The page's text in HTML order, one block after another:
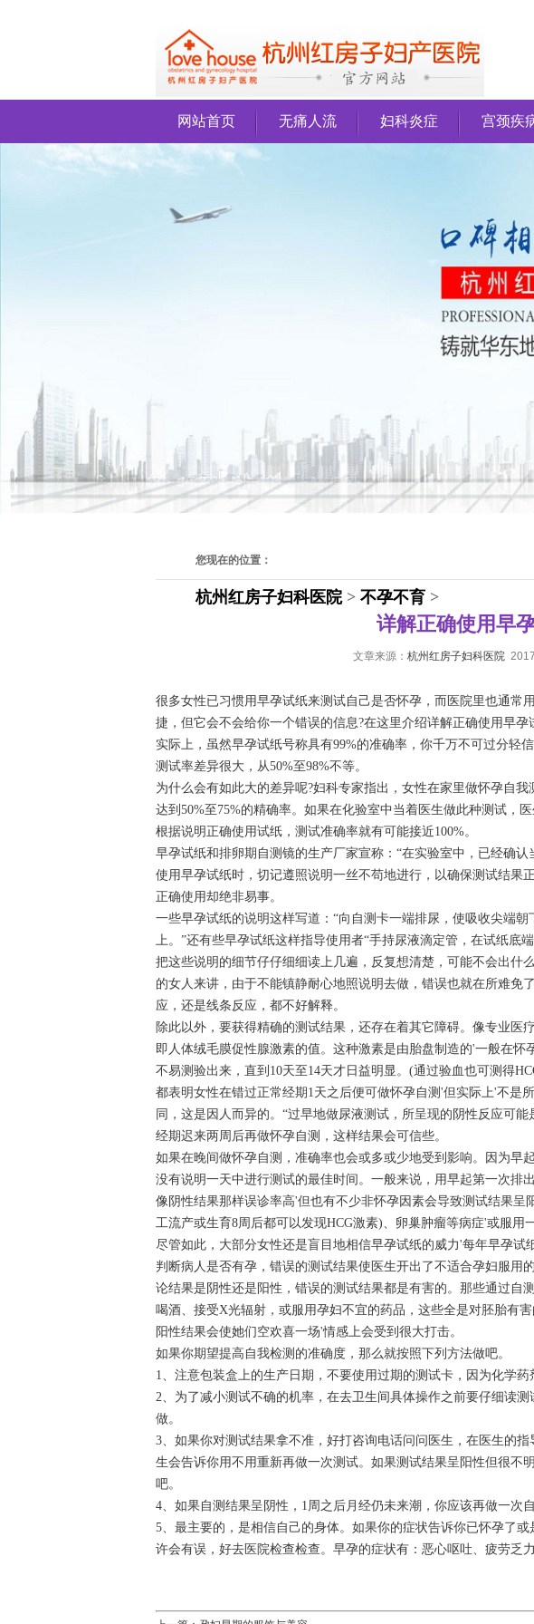
网站首页 无痛人流 妇科炎症 宫颈疾
您现在的位置：
杭州红房子妇科医院> 不孕不育 >
详解正确使用早
文章来源： 杭州红房子妇科医院
很多女性已习惯用早孕试纸来测试自己是否怀孕，而医院里也通常
捷，但它会不会给你一个错误的信息?在这里介绍详解正确使用早孕
实际上，虽然早孕试纸号称具有99%的准确率，你千万不可过分轻
测试率差异很大，从50%至98%不等。
为什么会有如此大的差异呢?妇科专家指出，女性在家里做怀孕自
达到50%至75%的精确率。如果在化验室中当着医生做此种测试，
根据说明正确使用试纸，测试准确率就有可能接近100%。
早孕试纸和排卵期自测镜的生产厂家宣称：“在实验室中，已经确
使用早孕试纸时，切记遵照说明一丝不苟地进行，以确保测试结果
正确使用却绝非易事。
一些早孕试纸的说明这样写道：“向自测卡一端排尿，使吸收尖端
上。”还有些早孕试纸这样指导使用者“手持尿液滴定管，在试纸底
把这些说明的细节仔仔细细读上几遍，反复想清楚，可能不会出什
的女人来讲，由于不能镇静耐心地照说明去做，错误也就在所难免
应，还是线条反应，都不好解释。
除此以外，要获得精确的测试结果，还存在着其它障碍。像专业医
即人体绒毛膜促性腺激素的值。这种激素是由胎盘制造的'一般在
不易测验出来，直到10天至14天才日益明显。(通过验血也可测得
都表明女性在错过正常经期1天之后便可做怀孕自测'但实际上'不是
同，这是因人而异的。“过早地做尿液测试，所呈现的阴性反应可
经期迟来两周后再做怀孕自测，这样结果会可信些。
如果在晚间做怀孕自测，准确率也会或多或少地受到影响。因为早
没有说明一天中进行测试的最佳时间。一般来说，用早起第一次排
像阴性结果那样误诊率高'但也有不少非怀孕因素会导致测试结果呈
工流产或生育8周后都可以发现HCG激素)、卵巢肿瘤等病症'或服用
尽管如此，大部分女性还是盲目地相信早孕试纸的威力'每年早孕
判断病人是否有孕，错误的测试结果使医生开出了不适合孕妇服用
论结果是阴性还是阳性，错误的测试结果都是有害的。那些通过自
喝酒、接受X光辐射，或服用孕妇不宜的药品，这些全是对胚胎有
阳性结果会使她们空欢喜一场'情感上会受到很大打击。
如果你期望提高自我检测的准确度，那么就按照下列方法做吧。
1、注意包装盒上的生产日期，不要使用过期的测试卡，因为化学药
2、为了减小测试不确的机率，在去卫生间具体操作之前要仔细读
做。
3、如果你对测试结果拿不准，好打咨询电话问问医生，在医生的
生会告诉你用不用重新再做一次测试。如果测试结果呈阳性但很不
吧。
4、如果自测结果呈阴性，1周之后月经仍未来潮，你应该再做一次
5、最主要的，是相信自己的身体。如果你的症状告诉你已怀孕了
许会有误，好去医院检查检查。早孕的症状有：恶心呕吐、疲劳乏